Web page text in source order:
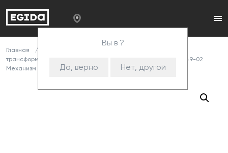
Вы в ?
Да, верно Нет, другой
Главная
трансформации
549-02
Механизм L-804